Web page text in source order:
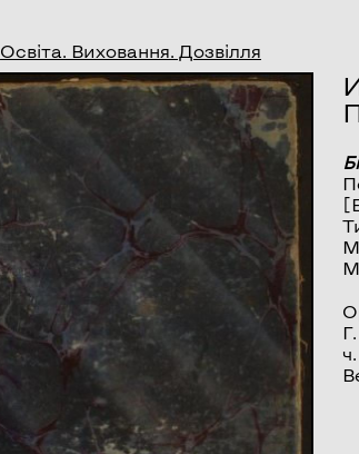
Освіта. Виховання. Дозвілля